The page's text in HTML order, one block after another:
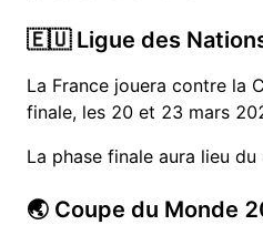
🇪🇺 Ligue des
La France jouera contre la
finale, les 20 et 23 mars
La phase finale aura lieu
🌏 Coupe du Monde